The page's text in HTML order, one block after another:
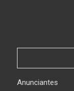
Anunciantes